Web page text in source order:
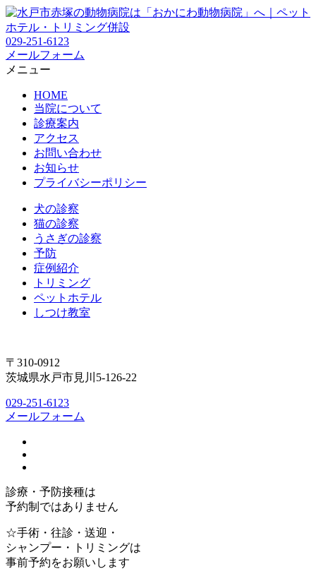
029-251-6123
メールフォーム
メニュー
HOME
当院について
診療案内
アクセス
お問い合わせ
お知らせ
プライバシーポリシー
犬の診察
猫の診察
うさぎの診察
予防
症例紹介
トリミング
ペットホテル
しつけ教室
〒310-0912
茨城県水戸市見川5-126-22
029-251-6123
メールフォーム
診療・予防接種は
予約制ではありません
☆手術・往診・送迎・
シャンプー・トリミングは
事前予約をお願いします